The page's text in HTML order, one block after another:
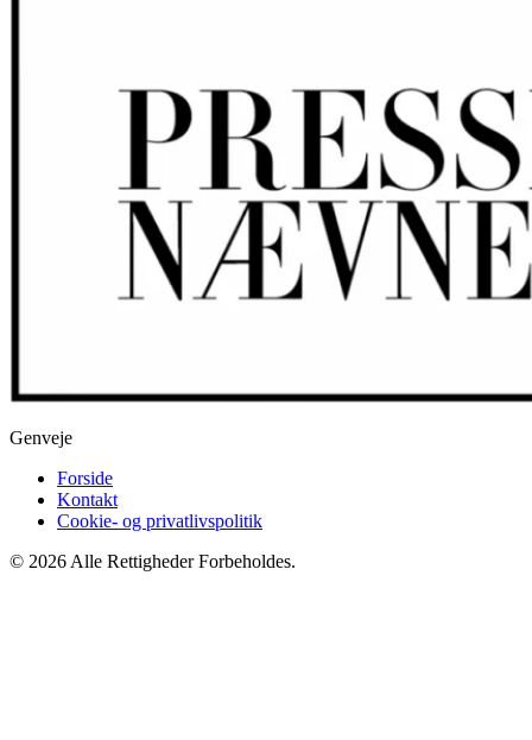
Genveje
Forside
Kontakt
Cookie- og privatlivspolitik
© 2026 Alle Rettigheder Forbeholdes.